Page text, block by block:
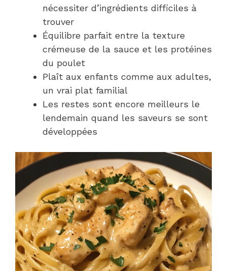
nécessiter d’ingrédients difficiles à
trouver
Équilibre parfait entre la texture
crémeuse de la sauce et les protéines
du poulet
Plaît aux enfants comme aux adultes,
un vrai plat familial
Les restes sont encore meilleurs le
lendemain quand les saveurs se sont
développées